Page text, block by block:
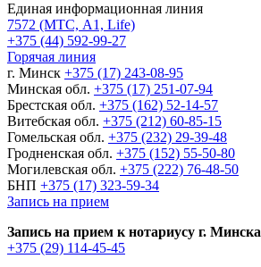
Единая информационная линия
7572 (МТС, A1, Life)
+375 (44) 592-99-27
Горячая линия
г. Минск +375 (17) 243-08-95
Минская обл. +375 (17) 251-07-94
Брестская обл. +375 (162) 52-14-57
Витебская обл. +375 (212) 60-85-15
Гомельская обл. +375 (232) 29-39-48
Гродненская обл. +375 (152) 55-50-80
Могилевская обл. +375 (222) 76-48-50
БНП +375 (17) 323-59-34
Запись на прием
Запись на прием к нотариусу г. Минска
+375 (29) 114-45-45